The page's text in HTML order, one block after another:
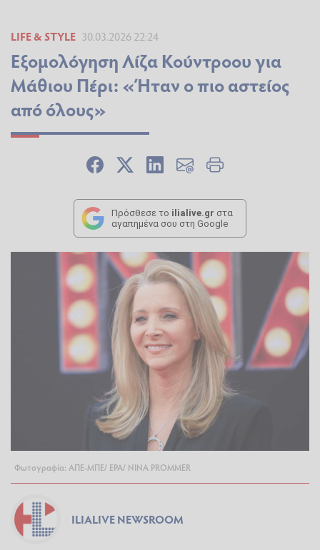
LIFE & STYLE 30.03.2026 22:24
Εξομολόγηση Λίζα Κούντροου για
Μάθιου Πέρι: «Ήταν ο πιο αστείος
από όλους»
Πρόσθεσε το ilialive.gr στα
αγαπημένα σου στη Google
Φωτογραφία: ΑΠΕ-ΜΠΕ/ ΕΡΑ/ NINA PROMMER
ILIALIVE NEWSROOM